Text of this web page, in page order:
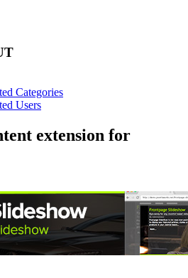
Categories
Users
extension for